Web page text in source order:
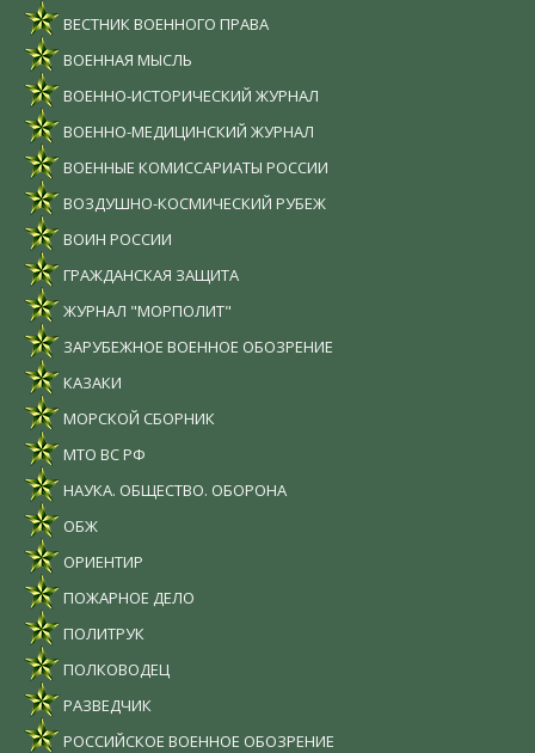
ВЕСТНИК ВОЕННОГО ПРАВА
ВОЕННАЯ МЫСЛЬ
ВОЕННО-ИСТОРИЧЕСКИЙ ЖУРНАЛ
ВОЕННО-МЕДИЦИНСКИЙ ЖУРНАЛ
ВОЕННЫЕ КОМИССАРИАТЫ РОССИИ
ВОЗДУШНО-КОСМИЧЕСКИЙ РУБЕЖ
ВОИН РОССИИ
ГРАЖДАНСКАЯ ЗАЩИТА
ЖУРНАЛ "МОРПОЛИТ"
ЗАРУБЕЖНОЕ ВОЕННОЕ ОБОЗРЕНИЕ
КАЗАКИ
МОРСКОЙ СБОРНИК
МТО ВС РФ
НАУКА. ОБЩЕСТВО. ОБОРОНА
ОБЖ
ОРИЕНТИР
ПОЖАРНОЕ ДЕЛО
ПОЛИТРУК
ПОЛКОВОДЕЦ
РАЗВЕДЧИК
РОССИЙСКОЕ ВОЕННОЕ ОБОЗРЕНИЕ